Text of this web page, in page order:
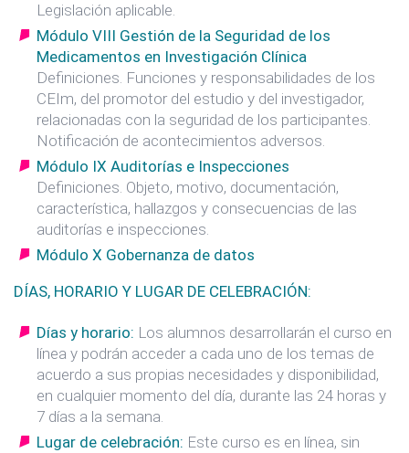
Legislación aplicable.
Módulo VIII Gestión de la Seguridad de los
Medicamentos en Investigación Clínica
Definiciones. Funciones y responsabilidades de los
CEIm, del promotor del estudio y del investigador,
relacionadas con la seguridad de los participantes.
Notificación de acontecimientos adversos.
Módulo IX Auditorías e Inspecciones
Definiciones. Objeto, motivo, documentación,
característica, hallazgos y consecuencias de las
auditorías e inspecciones.
Módulo X Gobernanza de datos
DÍAS, HORARIO Y LUGAR DE CELEBRACIÓN:
Días y horario: Los alumnos desarrollarán el curso en
línea y podrán acceder a cada uno de los temas de
acuerdo a sus propias necesidades y disponibilidad,
en cualquier momento del día, durante las 24 horas y
7 días a la semana.
Lugar de celebración: Este curso es en línea, sin